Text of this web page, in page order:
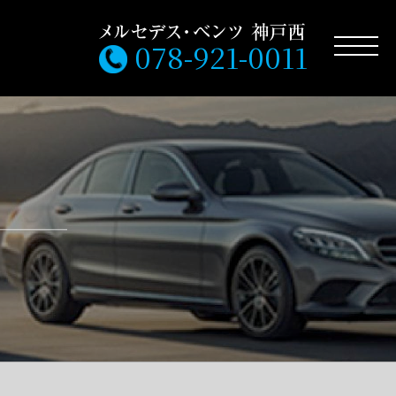
078-921-0011